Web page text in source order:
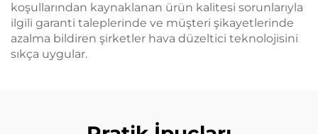
koşullarından kaynaklanan ürün kalitesi sorunlarıyla
ilgili garanti taleplerinde ve müşteri şikayetlerinde
azalma bildiren şirketler hava düzeltici teknolojisini
sıkça uygular.